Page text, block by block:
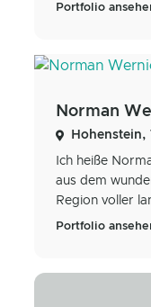
Portfolio
Norman
Hohenstein,
Ich heiße
aus dem
Region voller
Portfolio